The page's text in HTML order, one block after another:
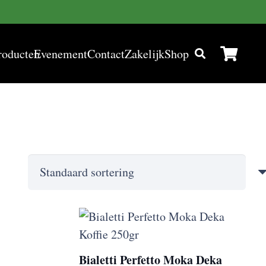
EvenementContactZakelijkShop
Bialetti Perfetto Moka Deka